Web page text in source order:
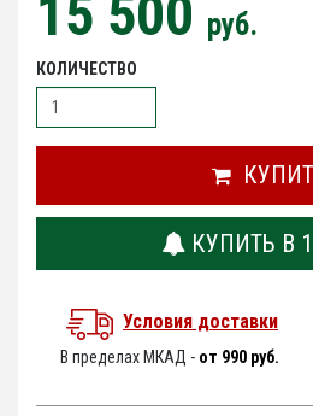
15 500 руб.
КОЛИЧЕСТВО
КУПИТЬ В
Условия доставки
В пределах МКАД - от 990 руб.